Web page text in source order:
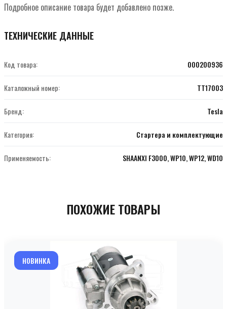
Подробное описание товара будет добавлено позже.
ТЕХНИЧЕСКИЕ ДАННЫЕ
Код товара: 000200936
Каталожный номер: TT17003
Бренд: Tesla
Категория: Стартера и комплектующие
Применяемость: SHAANXI F3000, WP10, WP12, WD10
ПОХОЖИЕ ТОВАРЫ
НОВИНКА